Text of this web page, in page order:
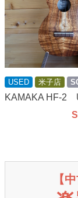
USED 米子店
KAMAKA HF-2
【